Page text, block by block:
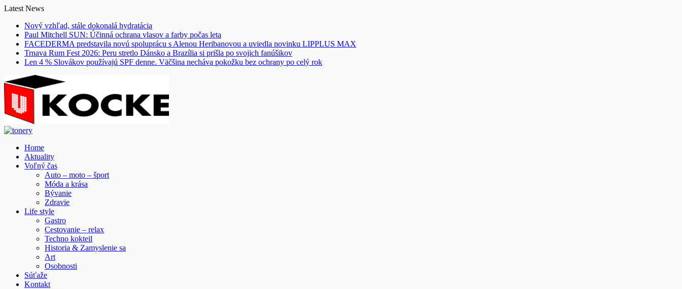
Skip
content
Latest News
Nový vzhľad, stále dokonalá hydratácia
Paul Mitchell SUN: Účinná ochrana vlasov a farby počas leta
FACEDERMA predstavila novú spoluprácu s Alenou Heribanovou a uviedla novinku LIPPLUS MAX
Trnava Rum Fest 2026: Peru stretlo Dánsko a Brazília si prišla po svojich fanúšikov
Len 4 % Slovákov používajú SPF denne. Väčšina necháva pokožku bez ochrany po celý rok
Home
Aktuality
Voľný čas
Auto – moto – šport
Móda a krása
Bývanie
Zdravie
Life style
Gastro
Cestovanie – relax
Techno kokteil
Historia & Zamyslenie sa
Art
Osobnosti
Súťaže
Kontakt